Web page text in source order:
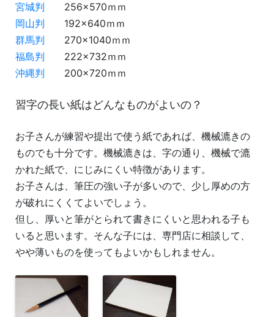
宮城判 256×570ｍｍ
岡山判 192×640ｍｍ
群馬判 270×1040ｍｍ
福島判 222×732ｍｍ
沖縄判 200×720ｍｍ
習字の長い紙はどんなものがよいの？
お子さんが練習や提出で使う紙であれば、機械漉きの
ものでも十分です。機械漉きは、字の通り、機械で漉
かれた紙で、にじみにくい特徴があります。
お子さんは、筆圧の強い子が多いので、少し厚めの方
が破れにくくてよいでしょう。
但し、厚いと筆がとられて書きにくいと思われる子も
いると思います。そんな子には、専門店に相談して、
やや薄いものを使ってもよいかもしれません。